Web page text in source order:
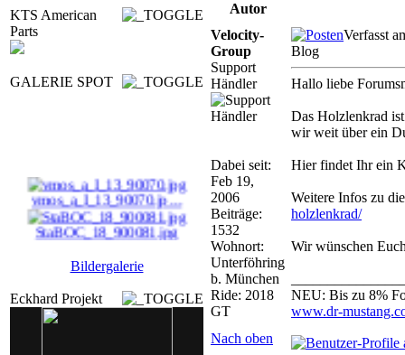
KTS American
Parts
GALERIE SPOT
vmos_a_I_13_90070.jp ...
StaBOC_18_900081.jpg
dr_m_centroSamst_14_ ...
zeaII_a_II_11_90165. ...
Bildergalerie
Eckhard Projekt
Autor
Velocity-
Group
Support
Händler
Dabei seit:
Feb 19,
2006
Beiträge:
1532
Wohnort:
Unterföhring
b. München
Ride: 2018
GT
Verfasst
Blog
Hallo liebe
Das Holzlenkrad
wir weit über ein
Hier findet Ihr ein
Weitere Infos zu
holzlenkrad/
Wir wünschen
NEU: Bis zu 8%
www.dr-
Nach oben